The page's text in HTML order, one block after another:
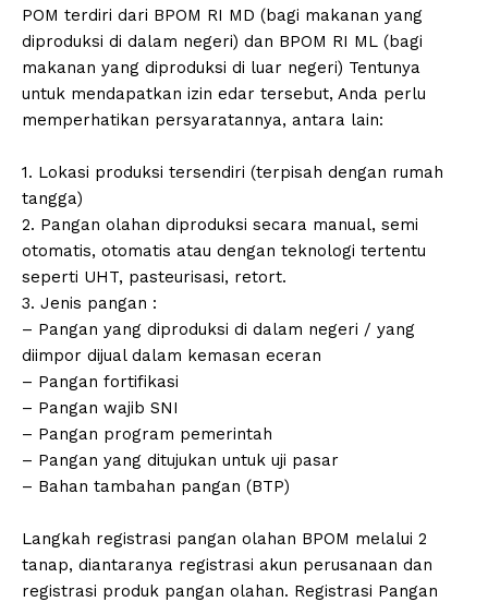
POM terdiri dari BPOM RI MD (bagi makanan yang
diproduksi di dalam negeri) dan BPOM RI ML (bagi
makanan yang diproduksi di luar negeri) Tentunya
untuk mendapatkan izin edar tersebut, Anda perlu
memperhatikan persyaratannya, antara lain:
1. Lokasi produksi tersendiri (terpisah dengan rumah
tangga)
2. Pangan olahan diproduksi secara manual, semi
otomatis, otomatis atau dengan teknologi tertentu
seperti UHT, pasteurisasi, retort.
3. Jenis pangan :
– Pangan yang diproduksi di dalam negeri / yang
diimpor dijual dalam kemasan eceran
– Pangan fortifikasi
– Pangan wajib SNI
– Pangan program pemerintah
– Pangan yang ditujukan untuk uji pasar
– Bahan tambahan pangan (BTP)
Langkah registrasi pangan olahan BPOM melalui 2
tanap, diantaranya registrasi akun perusanaan dan
registrasi produk pangan olahan. Registrasi Pangan